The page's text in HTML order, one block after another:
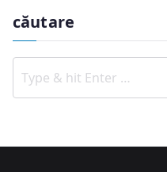
căutare